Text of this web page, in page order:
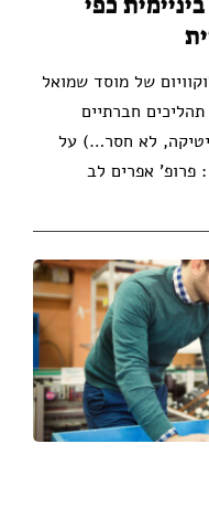
של מוסד שמואל
חברתיים
לא חסר…) על
פרופ' אפרים לב